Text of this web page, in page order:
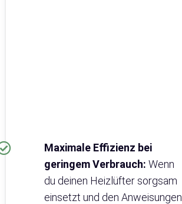
Maximale Effizienz bei
geringem Verbrauch: Wenn
du deinen Heizlüfter sorgsam
einsetzt und den Anweisungen